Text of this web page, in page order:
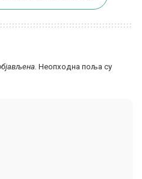
Неопходна поља су